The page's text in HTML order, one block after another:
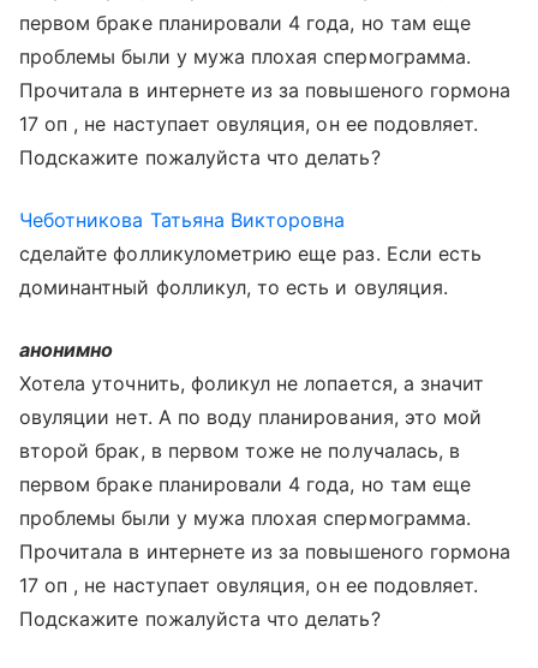
первом браке планировали 4 года, но там еще
проблемы были у мужа плохая спермограмма.
Прочитала в интернете из за повышеного гормона
17 оп , не наступает овуляция, он ее подовляет.
Подскажите пожалуйста что делать?
Чеботникова Татьяна Викторовна
сделайте фолликулометрию еще раз. Если есть
доминантный фолликул, то есть и овуляция.
анонимно
Хотела уточнить, фоликул не лопается, а значит
овуляции нет. А по воду планирования, это мой
второй брак, в первом тоже не получалась, в
первом браке планировали 4 года, но там еще
проблемы были у мужа плохая спермограмма.
Прочитала в интернете из за повышеного гормона
17 оп , не наступает овуляция, он ее подовляет.
Подскажите пожалуйста что делать?